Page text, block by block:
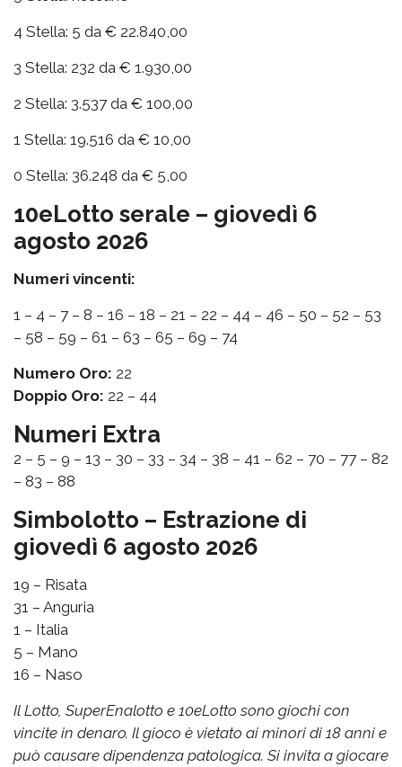
4 Stella: 5 da € 22.840,00
3 Stella: 232 da € 1.930,00
2 Stella: 3.537 da € 100,00
1 Stella: 19.516 da € 10,00
0 Stella: 36.248 da € 5,00
10eLotto serale – giovedì 6
agosto 2026
Numeri vincenti:
1 – 4 – 7 – 8 – 16 – 18 – 21 – 22 – 44 – 46 – 50 – 52 – 53
– 58 – 59 – 61 – 63 – 65 – 69 – 74
Numero Oro: 22
Doppio Oro: 22 – 44
Numeri Extra
2 – 5 – 9 – 13 – 30 – 33 – 34 – 38 – 41 – 62 – 70 – 77 – 82
– 83 – 88
Simbolotto – Estrazione di
giovedì 6 agosto 2026
19 – Risata
31 – Anguria
1 – Italia
5 – Mano
16 – Naso
Il Lotto, SuperEnalotto e 10eLotto sono giochi con
vincite in denaro. Il gioco è vietato ai minori di 18 anni e
può causare dipendenza patologica. Si invita a giocare